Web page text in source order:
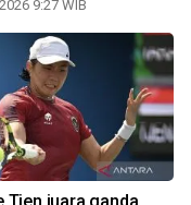
9:27 WIB